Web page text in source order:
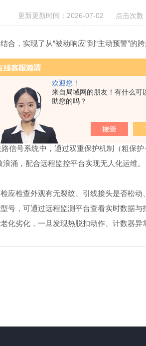
欢迎您！
来自局域网的朋友！有什么可
助您的吗？
更新更新时间：2026-07-02 点击次数
实现了从“被动响应”到“主动预警”的
元件，将线路中的瞬态过电压限制在
时捕捉阀片老化信号，阻性电流异常增
次数与地理位置，为运维提供精准依据
号系统中，通过双重保护机制（粗保
涌，配合远程监控平台实现无人化运维。
检查外观有无裂纹、引线接头是否松动
，可通过远程监测平台查看实时数据与
劣化，一旦发现热脱扣动作、计数器异